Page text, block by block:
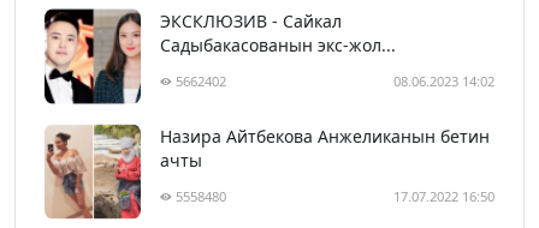
ЭКСКЛЮЗИВ - Сайкал
Садыбакасованын экс-жол...
5662402 08.06.2023 14:02
Назира Айтбекова Анжеликанын бетин
ачты
5558480 17.07.2022 16:50